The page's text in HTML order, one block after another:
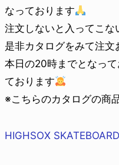
なっております
注文しないと入ってこな
是非カタログをみて注文
本日の20時までとなっ
ております
※こちらのカタログの商
HIGHSOX